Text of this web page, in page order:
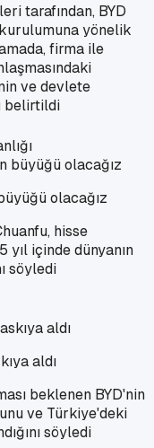
tarafından, BYD
yönelik
firma ile
ve devlete
belirtildi
olacağız
hisse
içinde dünyanın
söyledi
aldı
beklenen BYD'nin
ve Türkiye'deki
söyledi